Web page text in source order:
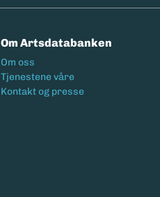
Om Artsdatabanken
Footermeny
Om oss
Tjenestene våre
Kontakt og presse